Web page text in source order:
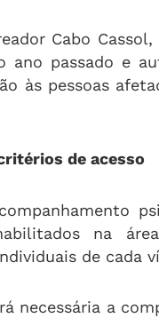
Cabo
ano passado e
às pessoas
de acesso
na
de cada
necessária a